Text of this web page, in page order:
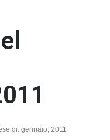
di: gennaio, 2011